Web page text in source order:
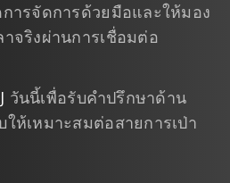
ารจัดการด้วยมือและให้มอง
จริงผ่านการเชื่อมต่อ
วันนี้เพื่อรับคำปรึกษาด้าน
ห้เหมาะสมต่อสายการเป่า